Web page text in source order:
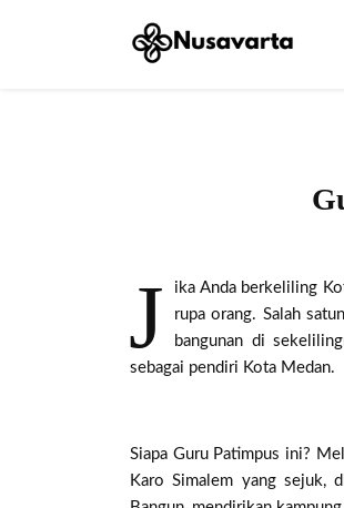
J
ika Anda berkeliling
rupa orang. Salah
bangunan di
sebagai pendiri Kota Medan.
Siapa Guru Patimpus ini?
Karo Simalem yang sejuk,